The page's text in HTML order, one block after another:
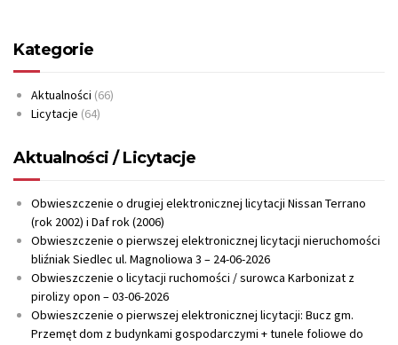
Kategorie
Aktualności (66)
Licytacje (64)
Aktualności / Licytacje
Obwieszczenie o drugiej elektronicznej licytacji Nissan Terrano
(rok 2002) i Daf rok (2006)
Obwieszczenie o pierwszej elektronicznej licytacji nieruchomości
bliźniak Siedlec ul. Magnoliowa 3 – 24-06-2026
Obwieszczenie o licytacji ruchomości / surowca Karbonizat z
pirolizy opon – 03-06-2026
Obwieszczenie o pierwszej elektronicznej licytacji: Bucz gm.
Przemęt dom z budynkami gospodarczymi + tunele foliowe do